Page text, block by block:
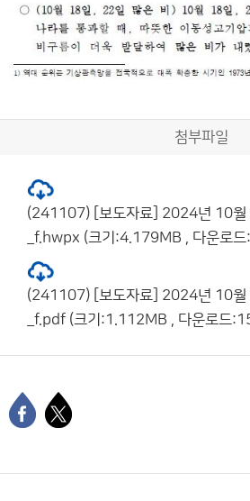
첨부파일
(241107) [보도자료] 2024년 10월
_f.hwpx (크기:4.179MB , 다운로
(241107) [보도자료] 2024년 10월
_f.pdf (크기:1.112MB , 다운로드